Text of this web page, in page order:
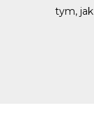
tym,